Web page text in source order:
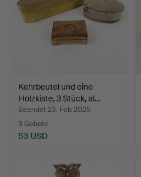
Kehrbeutel und eine
Holzkiste, 3 Stück, al…
Beendet 23. Feb 2025
3 Gebote
53 USD